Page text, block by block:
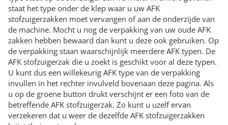
staat het type onder de klep waar u uw AFK
stofzuigerzakken moet vervangen of aan de onderzijde van
de machine. Mocht u nog de verpakking van uw oude AFK
zakken hebben bewaard dan kunt u deze ook gebruiken. Op
de verpakking staan waarschijnlijk meerdere AFK typen. De
AFK stofzuigerzak die u zoekt is geschikt voor al deze typen.
U kunt dus een willekeurig AFK type van de verpakking
invullen in het rechter invulveld bovenaan deze pagina. Als
u op de groene button drukt verschijnt er een foto van de
betreffende AFK stofzuigerzak. Zo kunt u uzelf ervan
verzekeren dat u weer de dezelfde AFK stofzuigerzakken